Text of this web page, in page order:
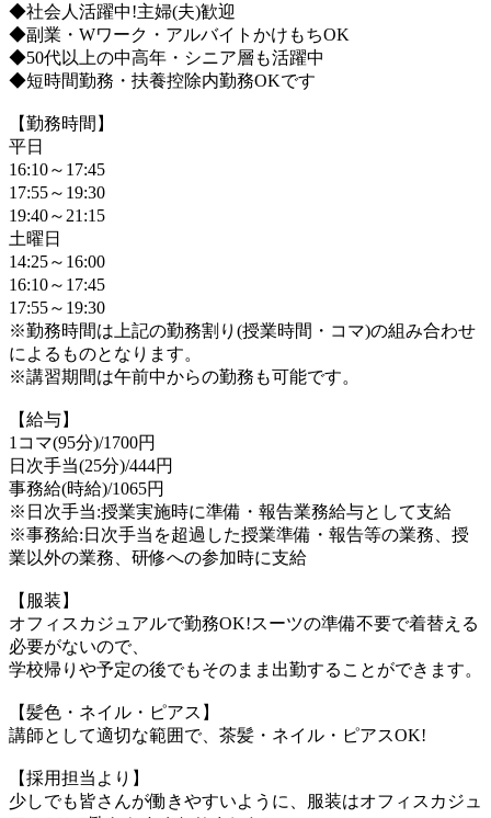
◆社会人活躍中!主婦(夫)歓迎
◆副業・Wワーク・アルバイトかけもちOK
◆50代以上の中高年・シニア層も活躍中
◆短時間勤務・扶養控除内勤務OKです
【勤務時間】
平日
16:10～17:45
17:55～19:30
19:40～21:15
土曜日
14:25～16:00
16:10～17:45
17:55～19:30
※勤務時間は上記の勤務割り(授業時間・コマ)の組み合わせ
によるものとなります。
※講習期間は午前中からの勤務も可能です。
【給与】
1コマ(95分)/1700円
日次手当(25分)/444円
事務給(時給)/1065円
※日次手当:授業実施時に準備・報告業務給与として支給
※事務給:日次手当を超過した授業準備・報告等の業務、授
業以外の業務、研修への参加時に支給
【服装】
オフィスカジュアルで勤務OK!スーツの準備不要で着替える
必要がないので、
学校帰りや予定の後でもそのまま出勤することができます。
【髪色・ネイル・ピアス】
講師として適切な範囲で、茶髪・ネイル・ピアスOK!
【採用担当より】
少しでも皆さんが働きやすいように、服装はオフィスカジュ